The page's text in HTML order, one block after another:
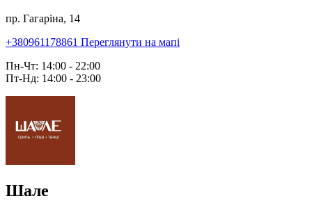
пр. Гагаріна, 14
+380961178861 Переглянути на мапі
Пн-Чт: 14:00 - 22:00
Пт-Нд: 14:00 - 23:00
Шале